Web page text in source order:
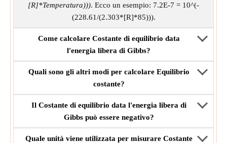
[R]*Temperatura))). Ecco un esempio: 7.2E-7 = 10^(-
(228.61/(2.303*[R]*85))).
Come calcolare Costante di equilibrio data
l'energia libera di Gibbs?
Quali sono gli altri modi per calcolare Equilibrio
costante?
Il Costante di equilibrio data l'energia libera di
Gibbs può essere negativo?
Quale unità viene utilizzata per misurare Costante